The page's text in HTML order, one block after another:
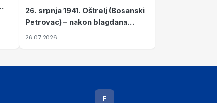
26. srpnja 1941. Oštrelj (Bosanski
Petrovac) – nakon blagdana
Svete Ane izvršen napad srpskih
26.07.2026
F